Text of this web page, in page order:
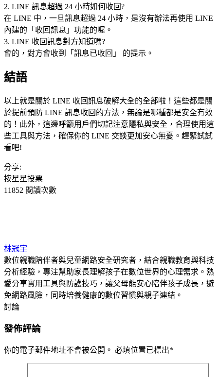
2. LINE 訊息超過 24 小時如何收回?
在 LINE 中，一旦訊息超過 24 小時，是沒有辦法再使用 LINE
內建的「收回訊息」功能的喔。
3. LINE 收回訊息對方知道嗎?
會的，對方會收到「訊息已收回」 的提示。
結語
以上就是關於 LINE 收回訊息破解大全的全部啦！這些都是關
於提前預防 LINE 訊息收回的方法，無論是哪種都是安全有效
的！此外，這邊呼籲用戶們切記注意隱私與安全，合理使用這
些工具與方法，確保你的 LINE 交談更加安心無憂。趕緊試試
看吧!
分享:
按星星投票
11852 閲讀次數
林冠宇
數位親職陪伴者與兒童網路安全研究者，結合親職教育與科技
分析經驗，專注幫助家長理解孩子在數位世界的心理需求。熱
愛分享實用工具與防護技巧，讓父母能安心陪伴孩子成長，避
免網路風險，同時培養健康的數位習慣與親子連結。
討論
發佈評論
你的電子郵件地址不會被公開。 必填位置已標出*